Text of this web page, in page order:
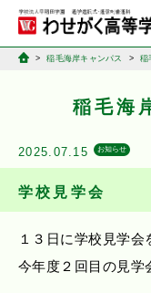
稲毛海岸キャンパス 稲
稲毛海
2025.07.15 お知らせ
学校見学会
１３日に学校見学会
今年度２回目の見学